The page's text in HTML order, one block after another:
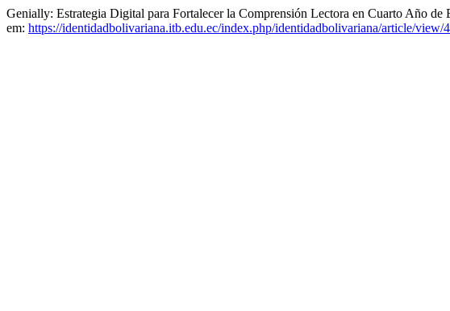
Genially: Estrategia Digital para Fortalecer la Comprensión Lectora en Cuarto Año de
em: https://identidadbolivariana.itb.edu.ec/index.php/identidadbolivariana/article/view/